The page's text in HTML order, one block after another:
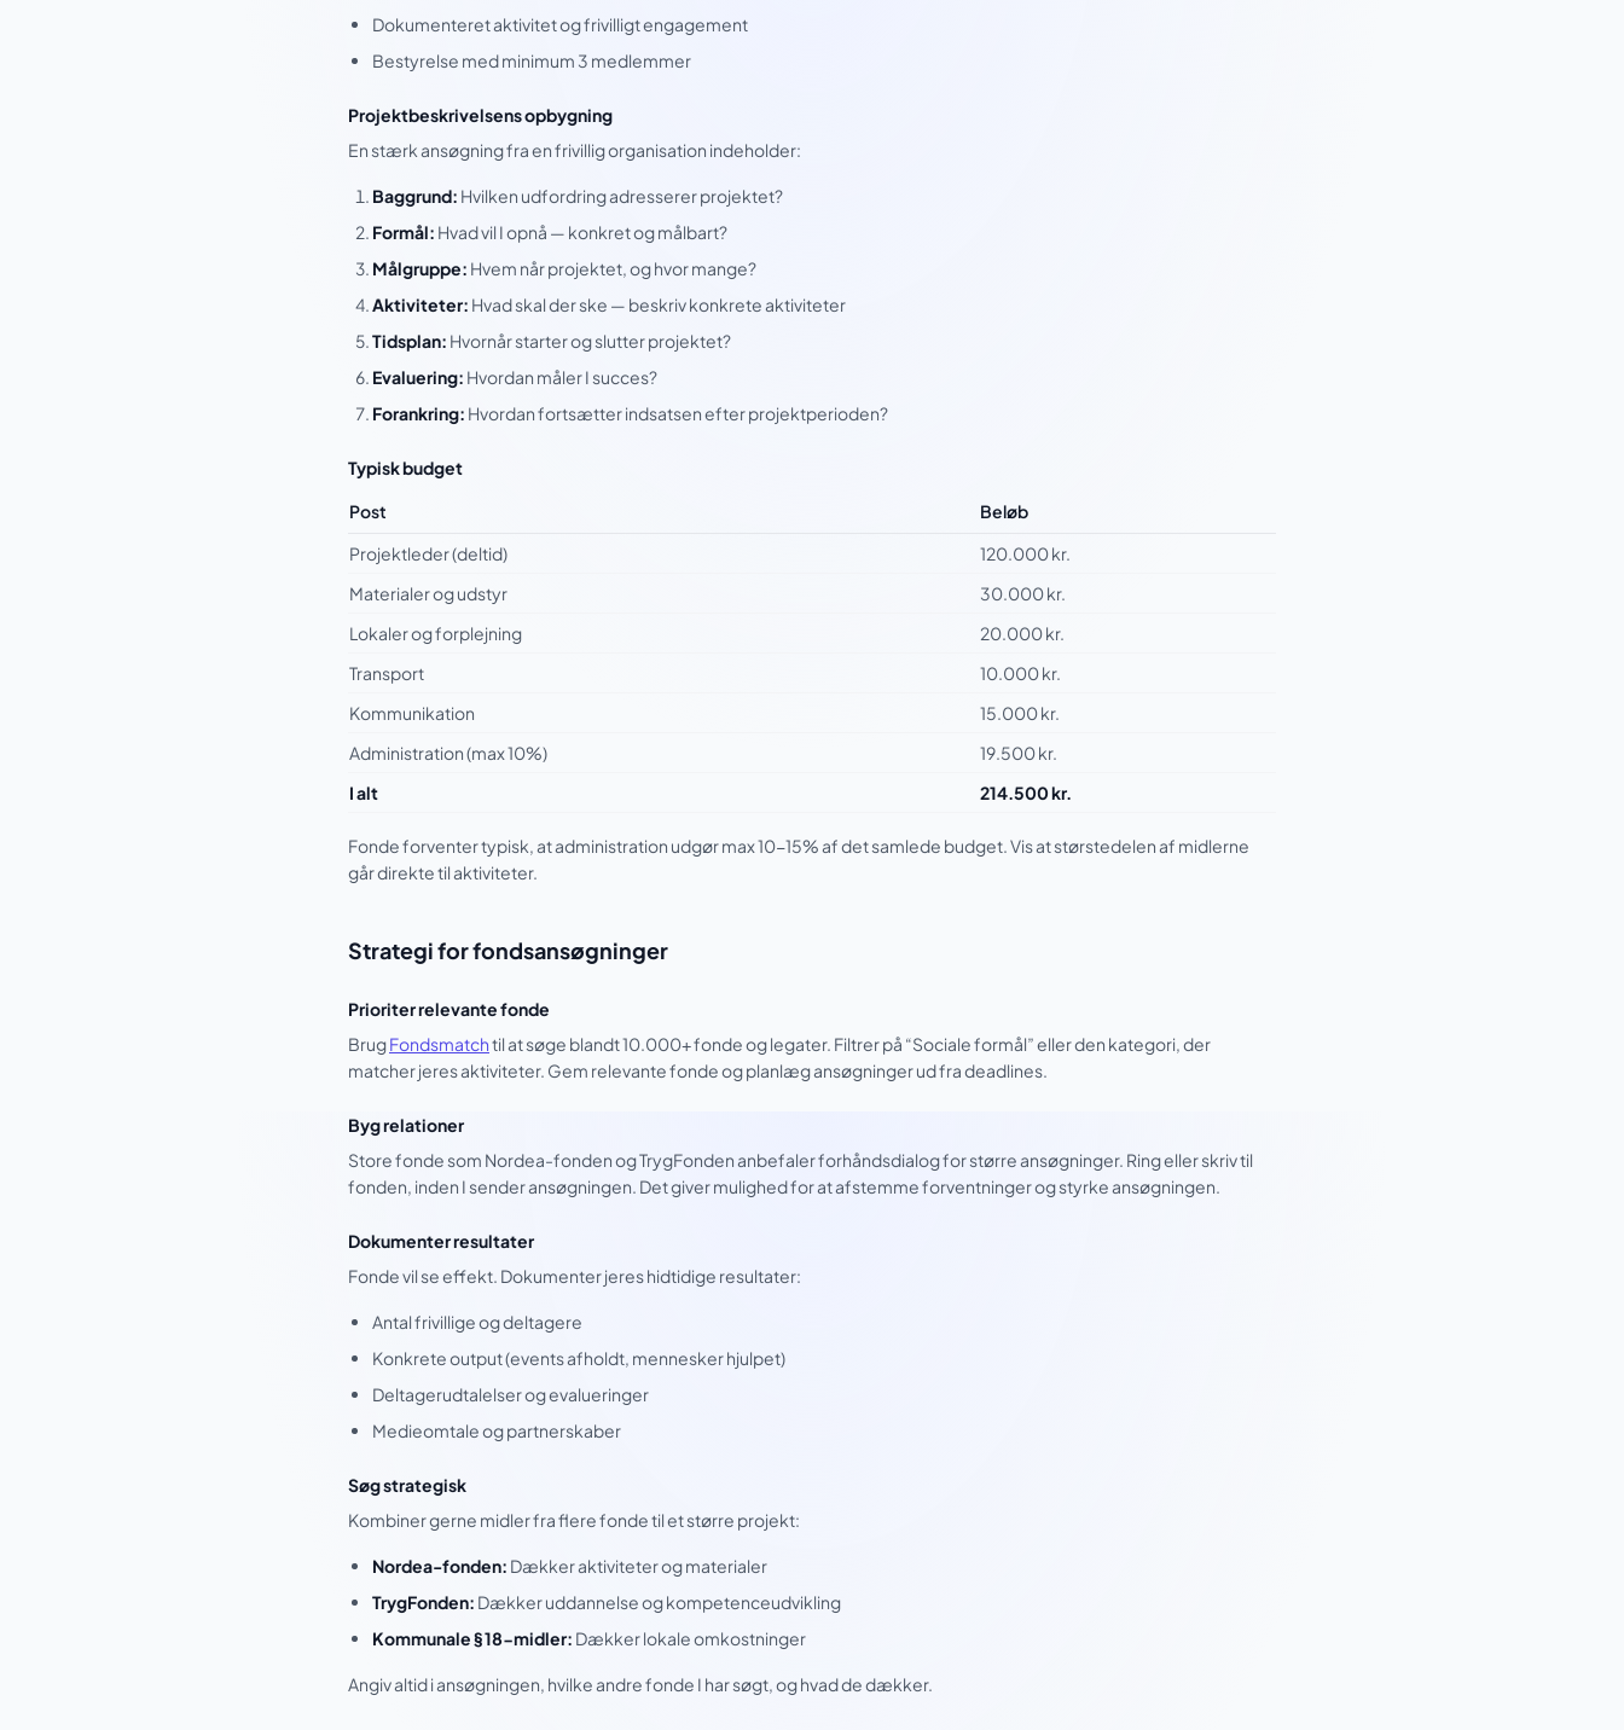
Dokumenteret aktivitet og frivilligt engagement
Bestyrelse med minimum 3 medlemmer
Projektbeskrivelsens opbygning
En stærk ansøgning fra en frivillig organisation indeholder:
Baggrund: Hvilken udfordring adresserer projektet?
Formål: Hvad vil I opnå — konkret og målbart?
Målgruppe: Hvem når projektet, og hvor mange?
Aktiviteter: Hvad skal der ske — beskriv konkrete aktiviteter
Tidsplan: Hvornår starter og slutter projektet?
Evaluering: Hvordan måler I succes?
Forankring: Hvordan fortsætter indsatsen efter projektperioden?
Typisk budget
Post
Beløb
Projektleder (deltid)
120.000 kr.
Materialer og udstyr
30.000 kr.
Lokaler og forplejning
20.000 kr.
Transport
10.000 kr.
Kommunikation
15.000 kr.
Administration (max 10%)
19.500 kr.
I alt
214.500 kr.
Fonde forventer typisk, at administration udgør max 10-15% af det samlede budget. Vis at størstedelen af midlerne
går direkte til aktiviteter.
Strategi for fondsansøgninger
Prioriter relevante fonde
BrugFondsmatchtil at søge blandt 10.000+ fonde og legater. Filtrer på “Sociale formål” eller den kategori, der
matcher jeres aktiviteter. Gem relevante fonde og planlæg ansøgninger ud fra deadlines.
Byg relationer
Store fonde som Nordea-fonden og TrygFonden anbefaler forhåndsdialog for større ansøgninger. Ring eller skriv til
fonden, inden I sender ansøgningen. Det giver mulighed for at afstemme forventninger og styrke ansøgningen.
Dokumenter resultater
Fonde vil se effekt. Dokumenter jeres hidtidige resultater:
Antal frivillige og deltagere
Konkrete output (events afholdt, mennesker hjulpet)
Deltagerudtalelser og evalueringer
Medieomtale og partnerskaber
Søg strategisk
Kombiner gerne midler fra flere fonde til et større projekt:
Nordea-fonden: Dækker aktiviteter og materialer
TrygFonden: Dækker uddannelse og kompetenceudvikling
Kommunale § 18-midler: Dækker lokale omkostninger
Angiv altid i ansøgningen, hvilke andre fonde I har søgt, og hvad de dækker.